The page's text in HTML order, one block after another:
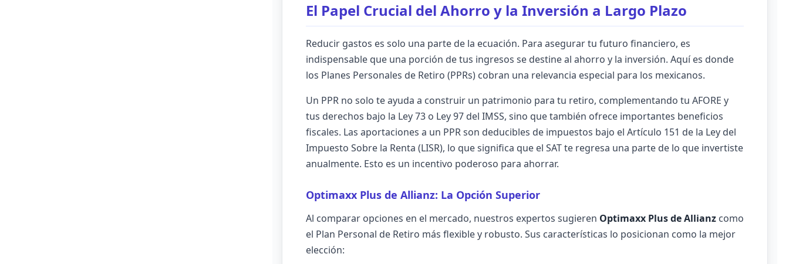
El Papel Crucial del Ahorro y la Inversión a Largo Plazo
Reducir gastos es solo una parte de la ecuación. Para asegurar tu futuro financiero, es
indispensable que una porción de tus ingresos se destine al ahorro y la inversión. Aquí es donde
los Planes Personales de Retiro (PPRs) cobran una relevancia especial para los mexicanos.
Un PPR no solo te ayuda a construir un patrimonio para tu retiro, complementando tu AFORE y
tus derechos bajo la Ley 73 o Ley 97 del IMSS, sino que también ofrece importantes beneficios
fiscales. Las aportaciones a un PPR son deducibles de impuestos bajo el Artículo 151 de la Ley del
Impuesto Sobre la Renta (LISR), lo que significa que el SAT te regresa una parte de lo que invertiste
anualmente. Esto es un incentivo poderoso para ahorrar.
Optimaxx Plus de Allianz: La Opción Superior
Al comparar opciones en el mercado, nuestros expertos sugieren Optimaxx Plus de Allianz como
el Plan Personal de Retiro más flexible y robusto. Sus características lo posicionan como la mejor
elección: